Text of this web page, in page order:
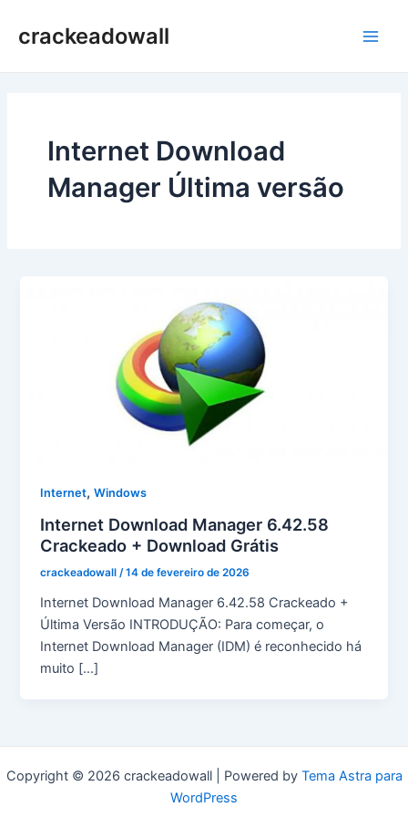
paracrackeadowall
Internet Download
Manager Última versão
Internet,Windows
Internet Download Manager 6.42.58
Crackeado + Download Grátis
crackeadowall/14 de fevereiro de 2026
Internet Download Manager 6.42.58 Crackeado +
Última Versão INTRODUÇÃO: Para começar, o
Internet Download Manager (IDM) é reconhecido há
muito […]
Copyright © 2026 crackeadowall | Powered by Tema Astra para
WordPress